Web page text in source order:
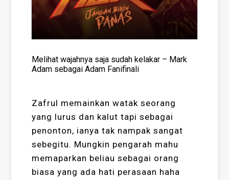
Melihat wajahnya saja sudah kelakar – Mark
Adam sebagai Adam Fanifinali
Zafrul memainkan watak seorang
yang lurus dan kalut tapi sebagai
penonton, ianya tak nampak sangat
sebegitu. Mungkin pengarah mahu
memaparkan beliau sebagai orang
biasa yang ada hati perasaan haha